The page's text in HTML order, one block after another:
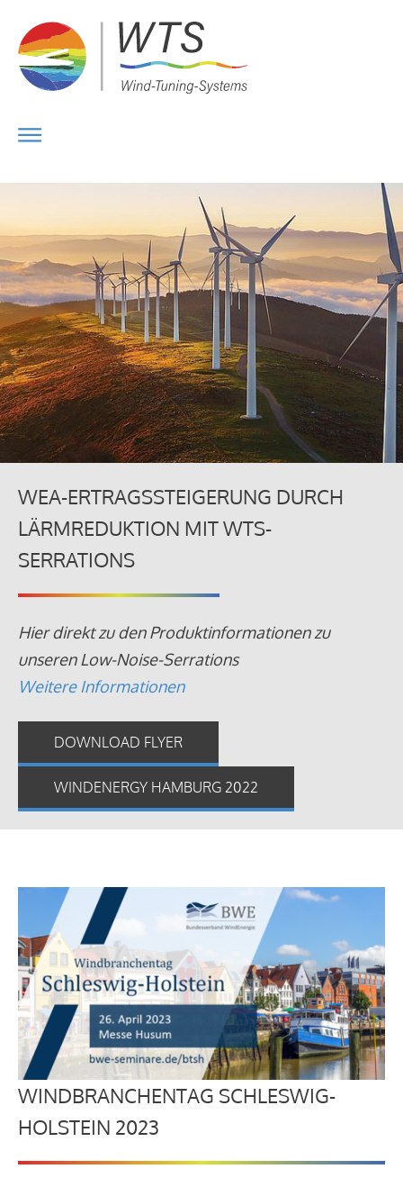
WEA-ERTRAGSSTEIGERUNG DURCH
LÄRMREDUKTION MIT WTS-
SERRATIONS
Hier direkt zu den Produktinformationen zu
unseren Low-Noise-Serrations
Weitere Informationen
DOWNLOAD FLYER
WINDENERGY HAMBURG 2022
WINDBRANCHENTAG SCHLESWIG-
HOLSTEIN 2023